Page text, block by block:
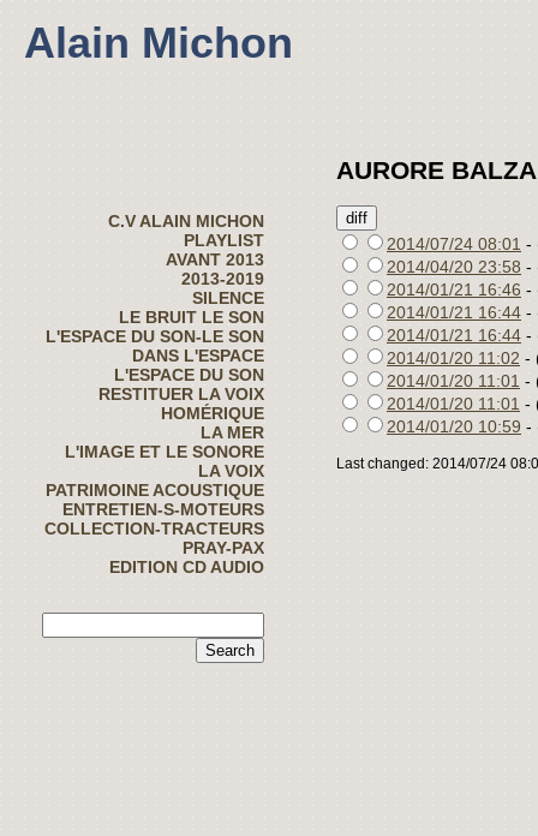
Alain Michon
C.V ALAIN MICHON
PLAYLIST
AVANT 2013
2013-2019
SILENCE
LE BRUIT LE SON
L'ESPACE DU SON-LE SON
DANS L'ESPACE
L'ESPACE DU SON
RESTITUER LA VOIX
HOMÉRIQUE
LA MER
L'IMAGE ET LE SONORE
LA VOIX
PATRIMOINE ACOUSTIQUE
ENTRETIEN-S-MOTEURS
COLLECTION-TRACTEURS
PRAY-PAX
EDITION CD AUDIO
AURORE
2014/07/24 08:01 -
2014/04/20 23:58 -
2014/01/21 16:46 -
2014/01/21 16:44 -
2014/01/21 16:44 -
2014/01/20 11:02 -
2014/01/20 11:01 -
2014/01/20 11:01 -
2014/01/20 10:59 -
Last changed: 2014/07/24